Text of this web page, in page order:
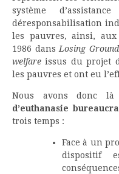
système
déresponsabilisation
les pauvres, ainsi,
1986 dans Losing Ground
welfare issus du projet
les pauvres et ont eu
Nous avons donc
d’euthanasie
trois temps :
Face à un
dispositif